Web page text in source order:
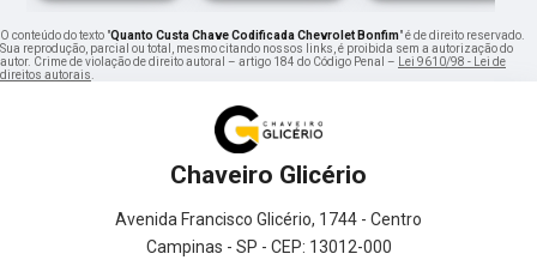
O conteúdo do texto "Quanto Custa Chave Codificada Chevrolet Bonfim" é de direito reservado.
Sua reprodução, parcial ou total, mesmo citando nossos links, é proibida sem a autorização do
autor. Crime de violação de direito autoral – artigo 184 do Código Penal –
Lei 9610/98 - Lei de
direitos autorais
Chaveiro Glicério
Avenida Francisco Glicério, 1744 - Centro
Campinas - SP - CEP: 13012-000